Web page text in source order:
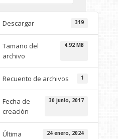
Descargar 319
Tamaño del
archivo
4.92 MB
Recuento de archivos 1
Fecha de
creación
30 junio, 2017
Última
24 enero, 2024